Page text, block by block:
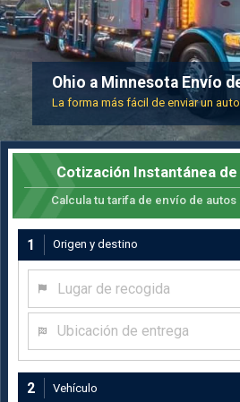
Ohio a Minnesota Envío
La forma más fácil de enviar un
Cotización Instantánea
Calcula tu tarifa de envío de
1 Origen y destino
2 Vehículo